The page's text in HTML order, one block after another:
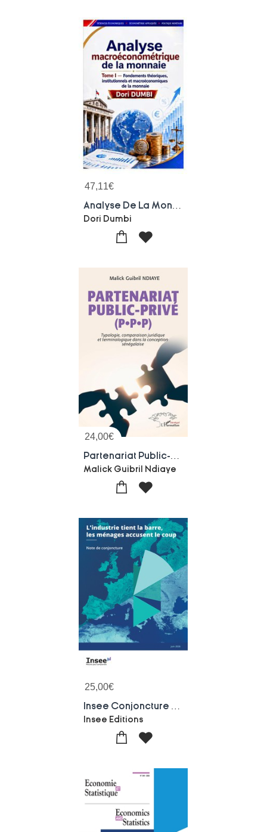
47,11€
Dori Dumbi
24,00€
Malick Guibril Ndiaye
25,00€
Insee Editions